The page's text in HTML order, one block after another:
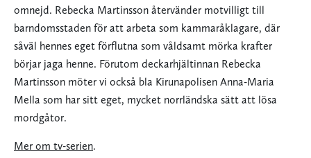
omnejd. Rebecka Martinsson återvänder motvilligt till
barndomsstaden för att arbeta som kammaråklagare, där
såväl hennes eget förflutna som våldsamt mörka krafter
börjar jaga henne. Förutom deckarhjältinnan Rebecka
Martinsson möter vi också bla Kirunapolisen Anna-Maria
Mella som har sitt eget, mycket norrländska sätt att lösa
mordgåtor.
Mer om tv-serien.